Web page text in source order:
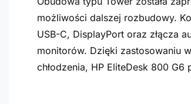
możliwości dalszej rozbudowy.
USB-C, DisplayPort oraz złącza
monitorów. Dzięki zastosowaniu
chłodzenia, HP EliteDesk 800